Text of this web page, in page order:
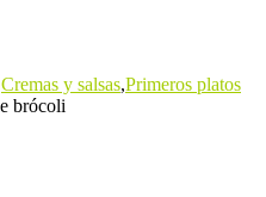
Cremas y salsas,Primeros platos